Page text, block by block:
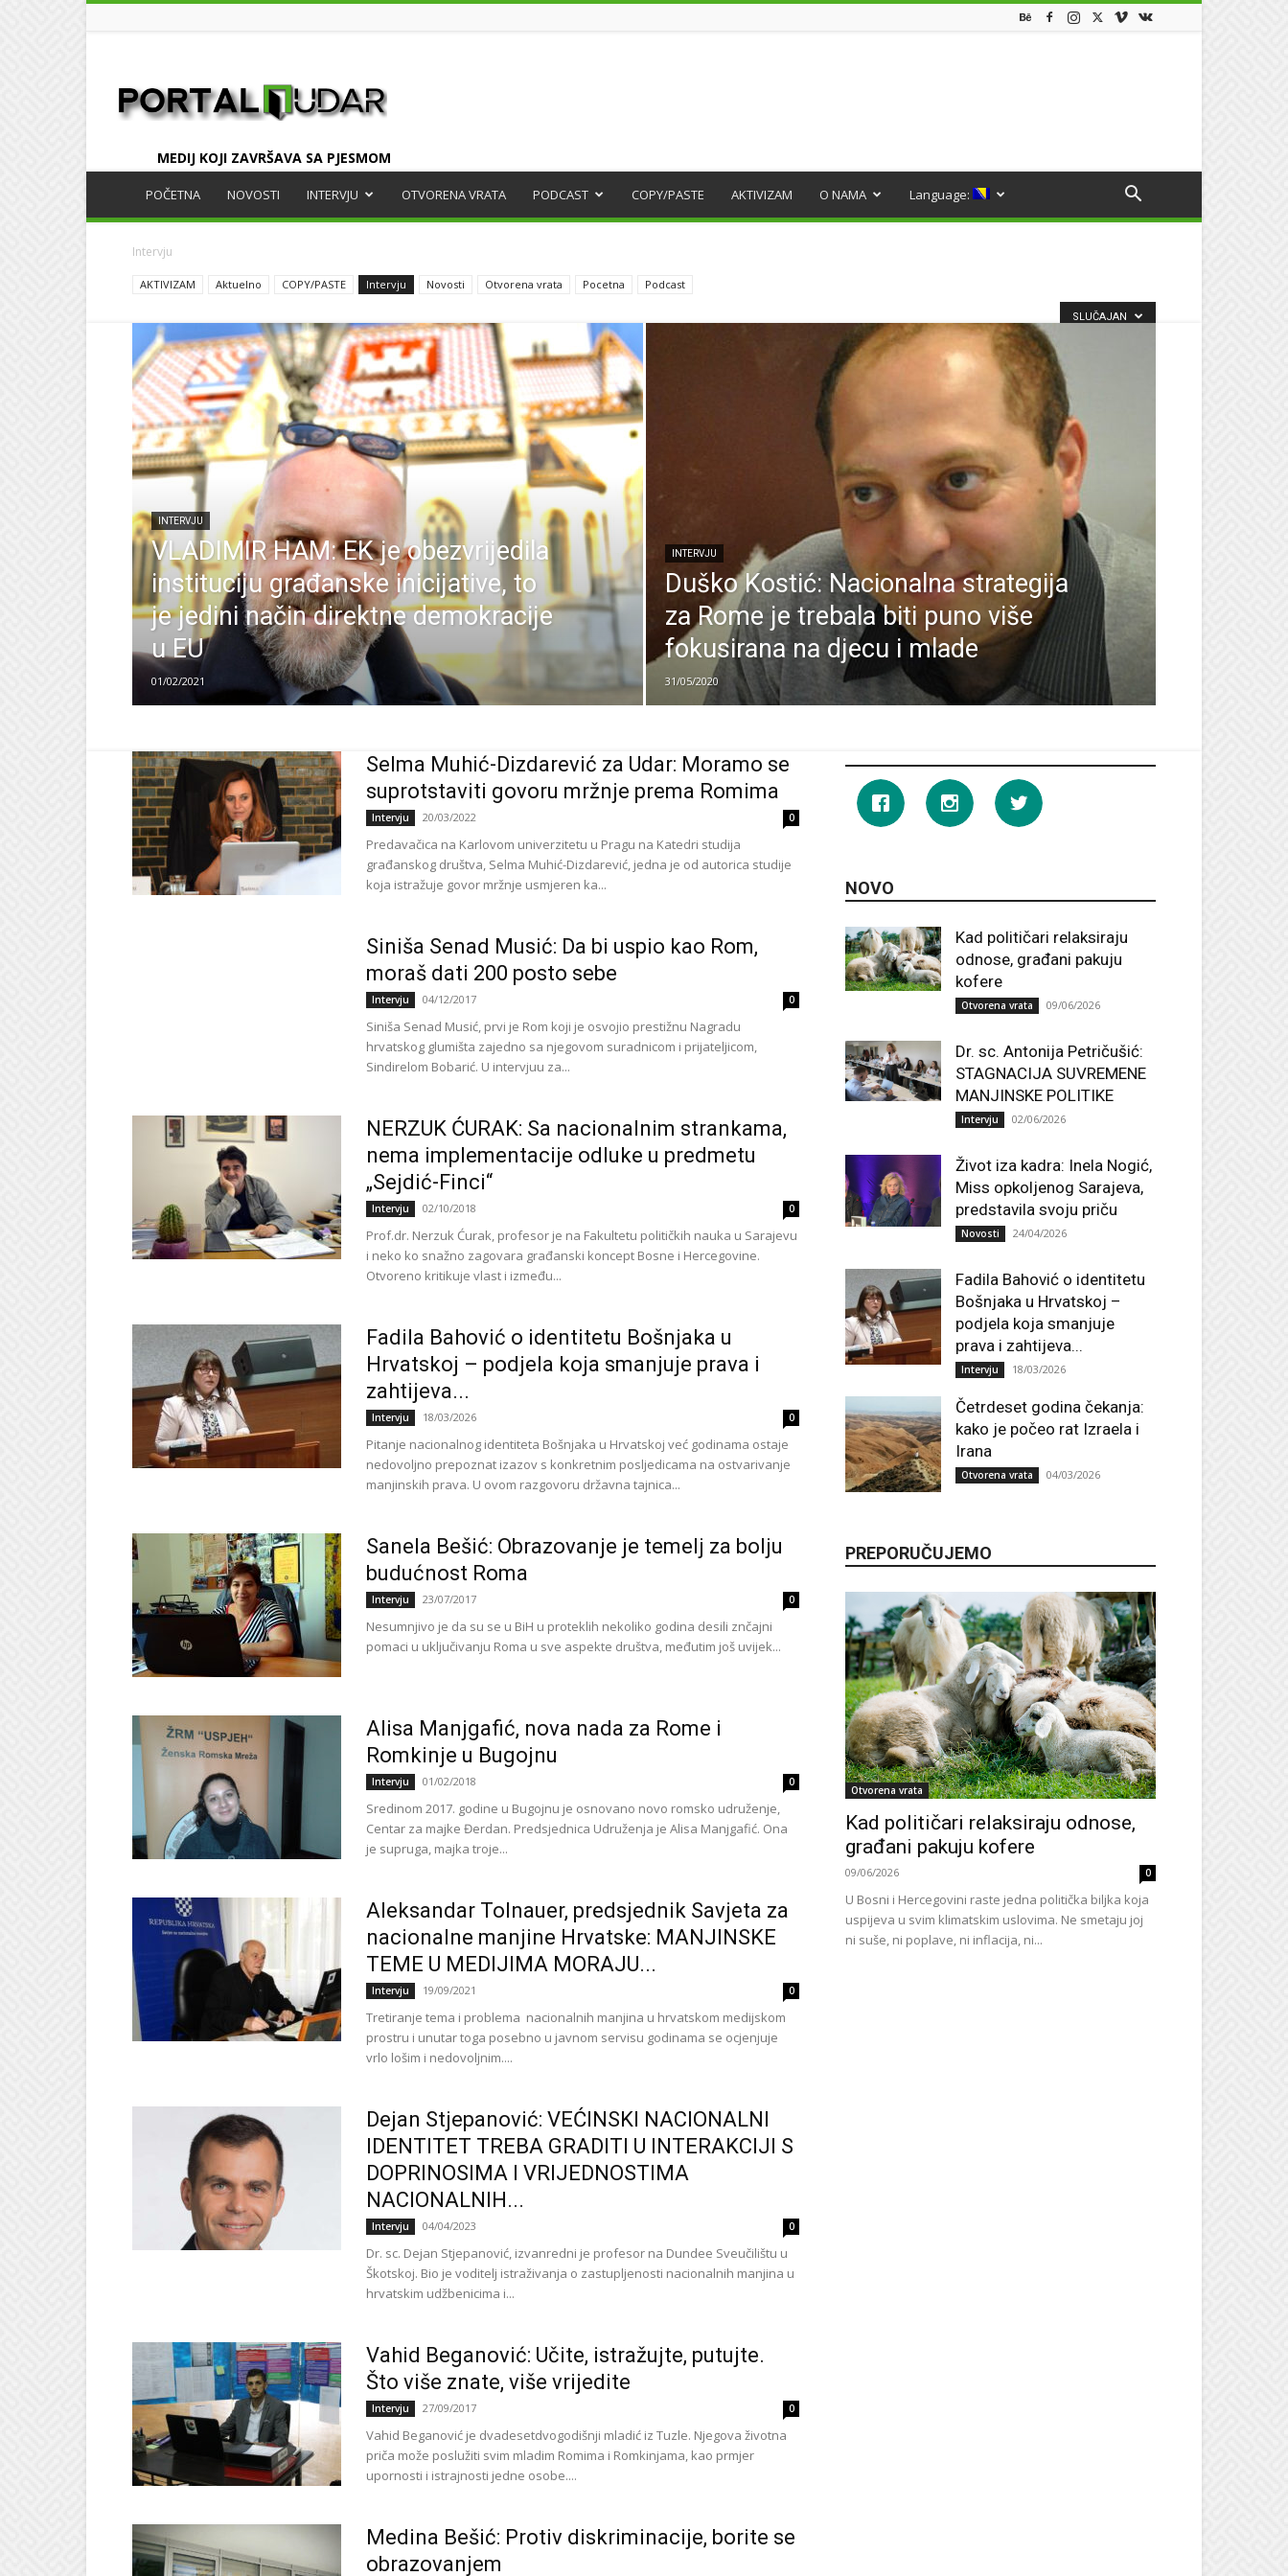
MEDIJ KOJI ZAVRŠAVA SA PJESMOM
POČETNA NOVOSTI INTERVJU OTVORENA VRATA PODCAST COPY/PASTE AKTIVIZAM O NAMA Language:
Intervju
AKTIVIZAM Aktuelno COPY/PASTE Intervju Novosti Otvorena vrata Pocetna Podcast
SLUČAJAN
INTERVJU
VLADIMIR HAM: EK je obezvrijedila
instituciju građanske inicijative, to
je jedini način direktne demokracije
u EU
01/02/2021
INTERVJU
Duško Kostić: Nacionalna strategija
za Rome je trebala biti puno više
fokusirana na djecu i mlade
31/05/2020
Selma Muhić-Dizdarević za Udar: Moramo se
suprotstaviti govoru mržnje prema Romima
Intervju 20/03/2022 0
Predavačica na Karlovom univerzitetu u Pragu na Katedri studija
građanskog društva, Selma Muhić-Dizdarević, jedna je od autorica studije
koja istražuje govor mržnje usmjeren ka...
Siniša Senad Musić: Da bi uspio kao Rom,
moraš dati 200 posto sebe
Intervju 04/12/2017 0
Siniša Senad Musić, prvi je Rom koji je osvojio prestižnu Nagradu
hrvatskog glumišta zajedno sa njegovom suradnicom i prijateljicom,
Sindirelom Bobarić. U intervjuu za...
NERZUK ĆURAK: Sa nacionalnim strankama,
nema implementacije odluke u predmetu
„Sejdić-Finci“
Intervju 02/10/2018 0
Prof.dr. Nerzuk Ćurak, profesor je na Fakultetu političkih nauka u Sarajevu
i neko ko snažno zagovara građanski koncept Bosne i Hercegovine.
Otvoreno kritikuje vlast i između...
Fadila Bahović o identitetu Bošnjaka u
Hrvatskoj – podjela koja smanjuje prava i
zahtijeva...
Intervju 18/03/2026 0
Pitanje nacionalnog identiteta Bošnjaka u Hrvatskoj već godinama ostaje
nedovoljno prepoznat izazov s konkretnim posljedicama na ostvarivanje
manjinskih prava. U ovom razgovoru državna tajnica...
Sanela Bešić: Obrazovanje je temelj za bolju
budućnost Roma
Intervju 23/07/2017 0
Nesumnjivo je da su se u BiH u proteklih nekoliko godina desili znčajni
pomaci u uključivanju Roma u sve aspekte društva, međutim još uvijek...
Alisa Manjgafić, nova nada za Rome i
Romkinje u Bugojnu
Intervju 01/02/2018 0
Sredinom 2017. godine u Bugojnu je osnovano novo romsko udruženje,
Centar za majke Đerdan. Predsjednica Udruženja je Alisa Manjgafić. Ona
je supruga, majka troje...
Aleksandar Tolnauer, predsjednik Savjeta za
nacionalne manjine Hrvatske: MANJINSKE
TEME U MEDIJIMA MORAJU...
Intervju 19/09/2021 0
Tretiranje tema i problema nacionalnih manjina u hrvatskom medijskom
prostru i unutar toga posebno u javnom servisu godinama se ocjenjuje
vrlo lošim i nedovoljnim....
Dejan Stjepanović: VEĆINSKI NACIONALNI
IDENTITET TREBA GRADITI U INTERAKCIJI S
DOPRINOSIMA I VRIJEDNOSTIMA
NACIONALNIH...
Intervju 04/04/2023 0
Dr. sc. Dejan Stjepanović, izvanredni je profesor na Dundee Sveučilištu u
Škotskoj. Bio je voditelj istraživanja o zastupljenosti nacionalnih manjina u
hrvatskim udžbenicima i...
Vahid Beganović: Učite, istražujte, putujte.
Što više znate, više vrijedite
Intervju 27/09/2017 0
Vahid Beganović je dvadesetdvogodišnji mladić iz Tuzle. Njegova životna
priča može poslužiti svim mladim Romima i Romkinjama, kao prmjer
upornosti i istrajnosti jedne osobe....
Medina Bešić: Protiv diskriminacije, borite se
obrazovanjem
NOVO
Kad političari relaksiraju
odnose, građani pakuju
kofere
Otvorena vrata 09/06/2026
Dr. sc. Antonija Petričušić:
STAGNACIJA SUVREMENE
MANJINSKE POLITIKE
Intervju 02/06/2026
Život iza kadra: Inela Nogić,
Miss opkoljenog Sarajeva,
predstavila svoju priču
Novosti 24/04/2026
Fadila Bahović o identitetu
Bošnjaka u Hrvatskoj –
podjela koja smanjuje
prava i zahtijeva...
Intervju 18/03/2026
Četrdeset godina čekanja:
kako je počeo rat Izraela i
Irana
Otvorena vrata 04/03/2026
PREPORUČUJEMO
Otvorena vrata
Kad političari relaksiraju odnose,
građani pakuju kofere
09/06/2026 0
U Bosni i Hercegovini raste jedna politička biljka koja
uspijeva u svim klimatskim uslovima. Ne smetaju joj
ni suše, ni poplave, ni inflacija, ni...